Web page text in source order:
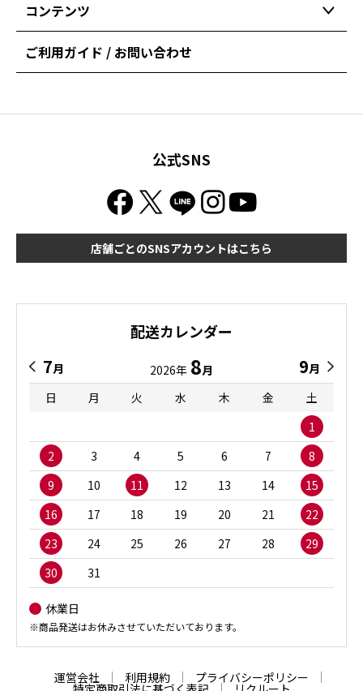
コンテンツ
ご利用ガイド / お問い合わせ
公式SNS
店舗ごとのSNSアカウントはこちら
配送カレンダー
7月 2026年 8月 9月
日
月 火 水 木 金
土
1
2
3 4 5 6 7
8
9
10 11 12 13 14
15
16
17 18 19 20 21
22
23
24 25 26 27 28
29
30
31
休業日
※商品発送はお休みさせていただいております。
運営会社 利用規約 プライバシーポリシー